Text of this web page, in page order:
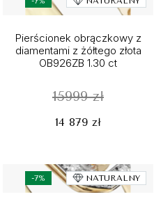
Pierścionek obrączkowy z
diamentami z żółtego złota
OB926ZB 1.30 ct
15999 zł
14 879 zł
-7% NATURALNY